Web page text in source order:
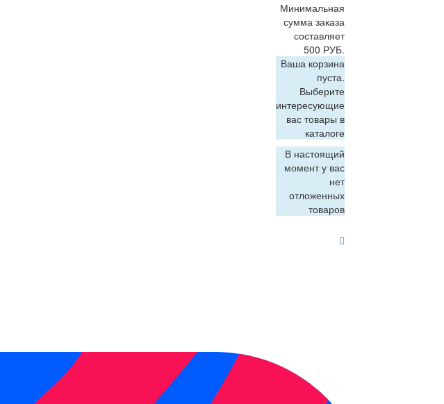
Минимальная
сумма заказа
составляет
500 РУБ.
Ваша корзина
пуста.
Выберите
интересующие
вас товары в
каталоге
В настоящий
момент у вас
нет
отложенных
товаров